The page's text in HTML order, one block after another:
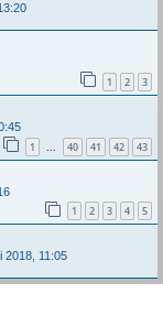
1 2 3
1 40 41 42 43
1 2 3 4 5
2018, 11:05